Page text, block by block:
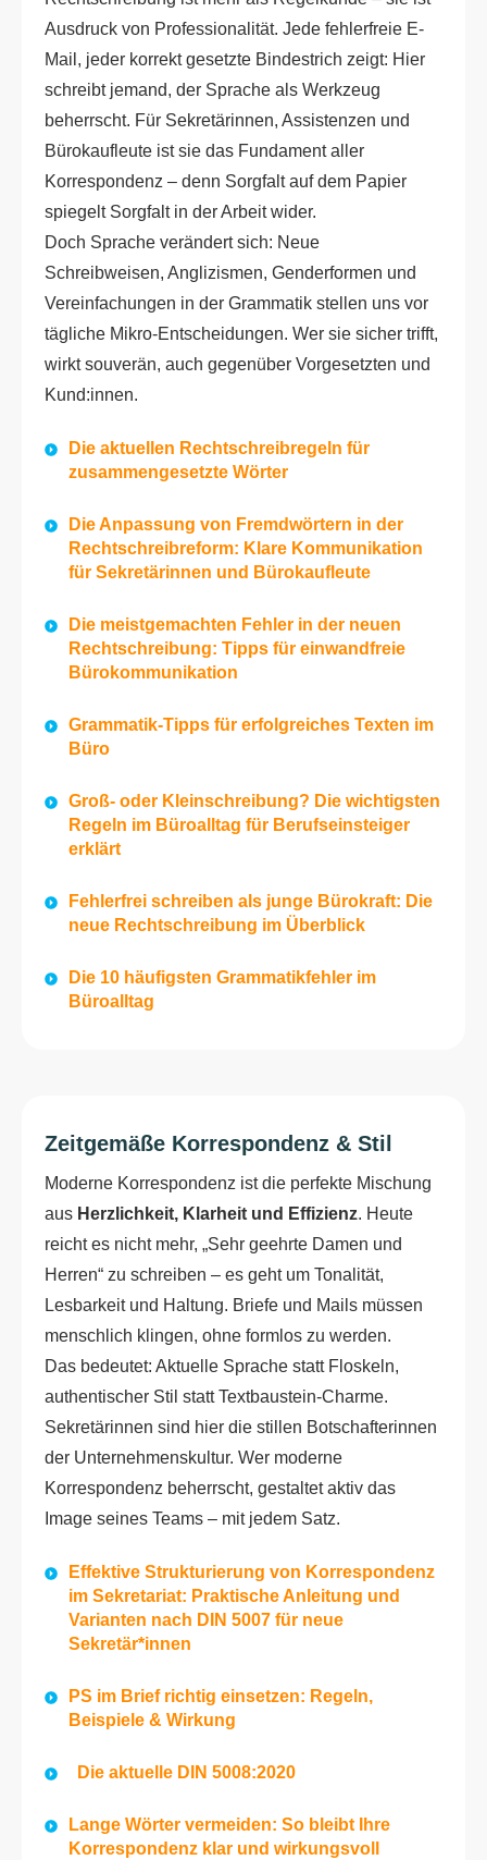
Ausdruck von Professionalität. Jede fehlerfreie E-
Mail, jeder korrekt gesetzte Bindestrich zeigt: Hier
schreibt jemand, der Sprache als Werkzeug
beherrscht. Für Sekretärinnen, Assistenzen und
Bürokaufleute ist sie das Fundament aller
Korrespondenz – denn Sorgfalt auf dem Papier
spiegelt Sorgfalt in der Arbeit wider.
Doch Sprache verändert sich: Neue
Schreibweisen, Anglizismen, Genderformen und
Vereinfachungen in der Grammatik stellen uns vor
tägliche Mikro-Entscheidungen. Wer sie sicher trifft,
wirkt souverän, auch gegenüber Vorgesetzten und
Kund:innen.
Die aktuellen Rechtschreibregeln für
zusammengesetzte Wörter
Die Anpassung von Fremdwörtern in der
Rechtschreibreform: Klare Kommunikation
für Sekretärinnen und Bürokaufleute
Die meistgemachten Fehler in der neuen
Rechtschreibung: Tipps für einwandfreie
Bürokommunikation
Grammatik-Tipps für erfolgreiches Texten im
Büro
Groß- oder Kleinschreibung? Die wichtigsten
Regeln im Büroalltag für Berufseinsteiger
erklärt
Fehlerfrei schreiben als junge Bürokraft: Die
neue Rechtschreibung im Überblick
Die 10 häufigsten Grammatikfehler im
Büroalltag
Zeitgemäße Korrespondenz & Stil
Moderne Korrespondenz ist die perfekte Mischung
aus Herzlichkeit, Klarheit und Effizienz. Heute
reicht es nicht mehr, „Sehr geehrte Damen und
Herren“ zu schreiben – es geht um Tonalität,
Lesbarkeit und Haltung. Briefe und Mails müssen
menschlich klingen, ohne formlos zu werden.
Das bedeutet: Aktuelle Sprache statt Floskeln,
authentischer Stil statt Textbaustein-Charme.
Sekretärinnen sind hier die stillen Botschafterinnen
der Unternehmenskultur. Wer moderne
Korrespondenz beherrscht, gestaltet aktiv das
Image seines Teams – mit jedem Satz.
Effektive Strukturierung von Korrespondenz
im Sekretariat: Praktische Anleitung und
Varianten nach DIN 5007 für neue
Sekretär*innen
PS im Brief richtig einsetzen: Regeln,
Beispiele & Wirkung
Die aktuelle DIN 5008:2020
Lange Wörter vermeiden: So bleibt Ihre
Korrespondenz klar und wirkungsvoll